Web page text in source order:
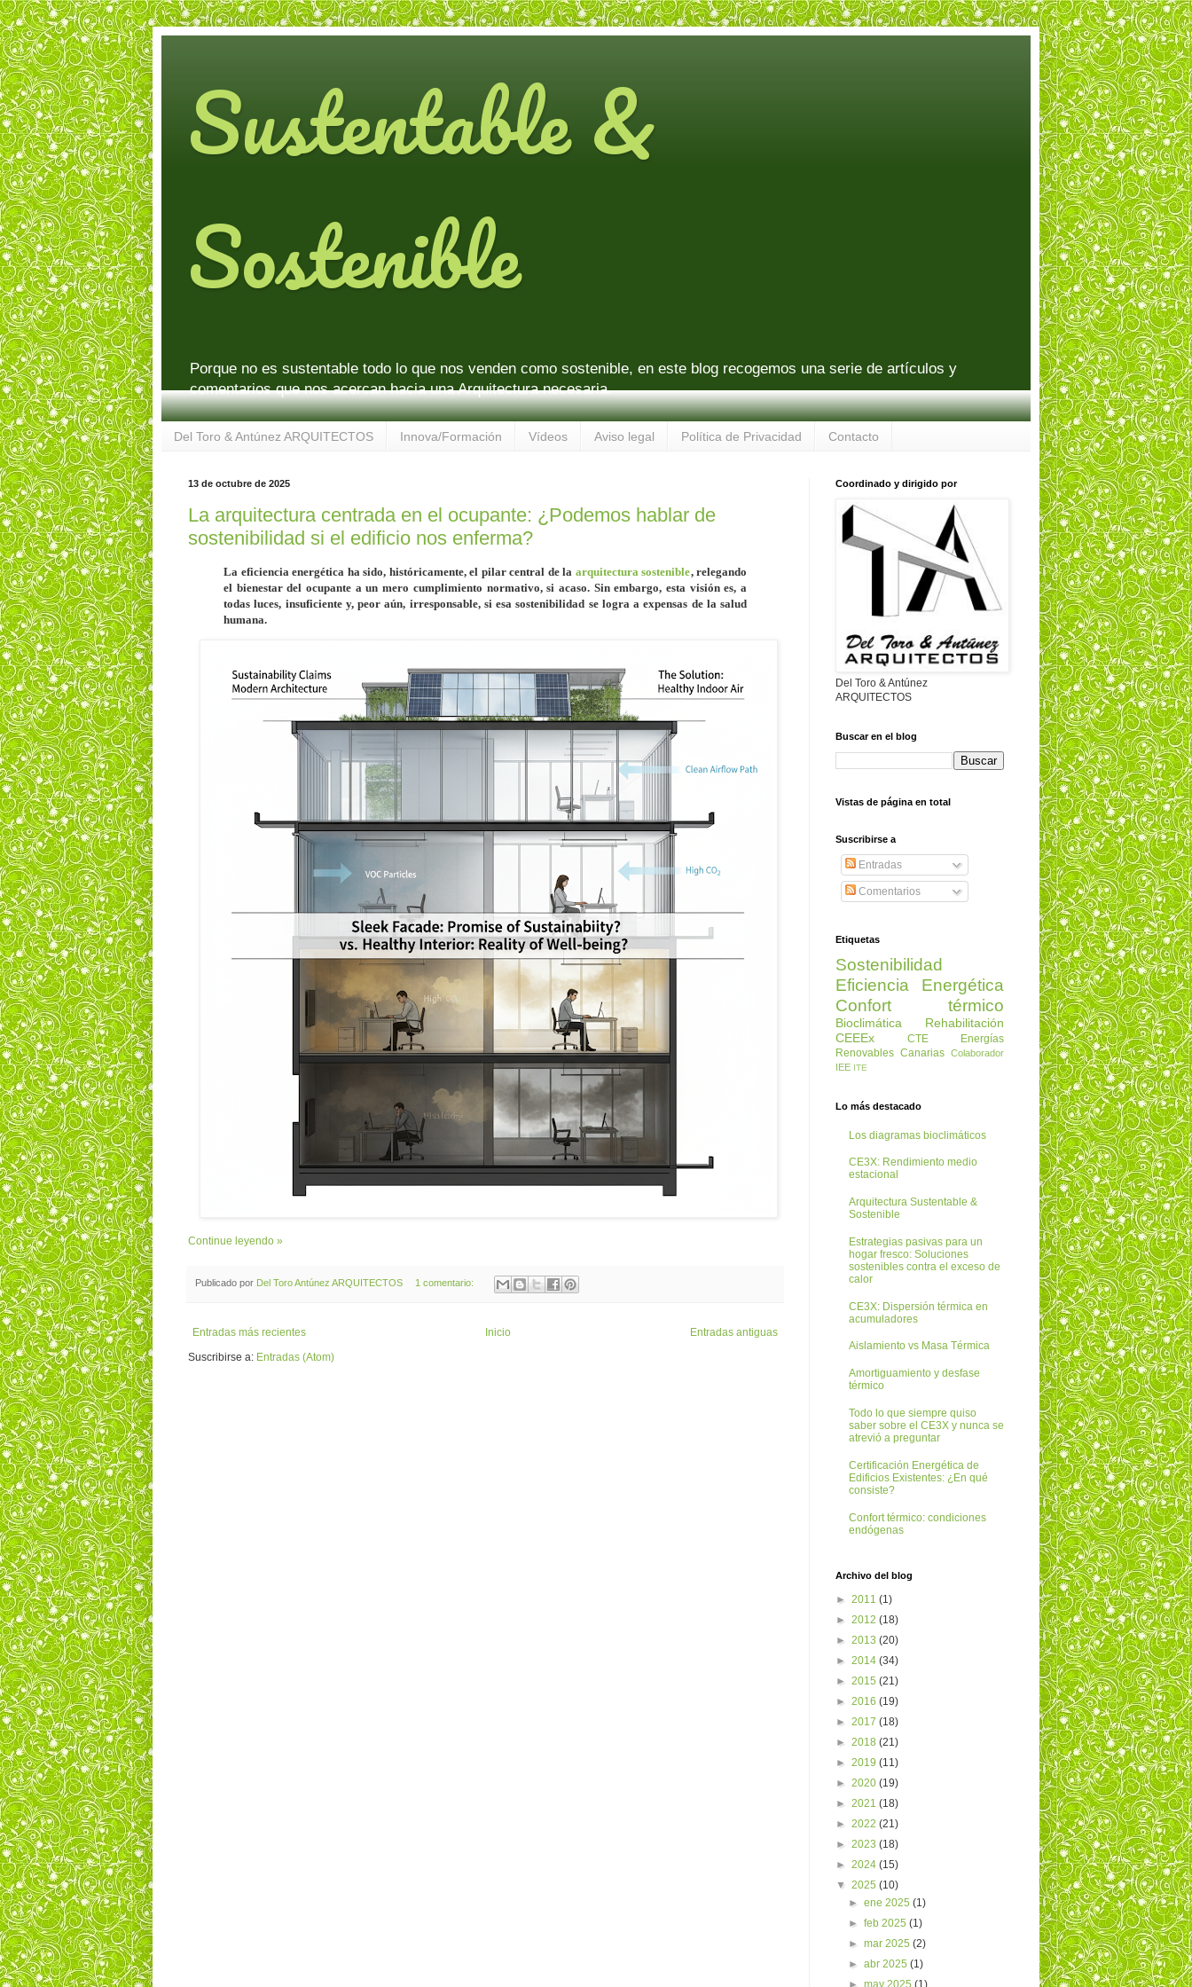
Sustentable &
Sostenible
Porque no es sustentable todo lo que nos venden como sostenible, en este blog recogemos una serie de artículos y
comentarios que nos acercan hacia una Arquitectura necesaria.
Del Toro & Antúnez ARQUITECTOS Innova/Formación Vídeos Aviso legal Política de Privacidad Contacto
13 de octubre de 2025
La arquitectura centrada en el ocupante: ¿Podemos hablar de
sostenibilidad si el edificio nos enferma?
La eficiencia energética ha sido, históricamente, el pilar central de la arquitectura sostenible, relegando
el bienestar del ocupante a un mero cumplimiento normativo, si acaso. Sin embargo, esta visión es, a
todas luces, insuficiente y, peor aún, irresponsable, si esa sostenibilidad se logra a expensas de la salud
humana.
Continue leyendo »
Publicado por Del Toro Antúnez ARQUITECTOS 1 comentario:
Entradas más recientes Entradas antiguas
Inicio
Suscribirse a: Entradas (Atom)
Coordinado y dirigido por
Del Toro & Antúnez
ARQUITECTOS
Buscar en el blog
Vistas de página en total
Suscribirse a
Entradas
Comentarios
Etiquetas
Sostenibilidad
Eficiencia Energética
Confort térmico
Bioclimática
Rehabilitación
CEEEx
CTE
Energías
Renovables Canarias Colaborador
IEE ITE
Lo más destacado
Los diagramas bioclimáticos
CE3X: Rendimiento medio
estacional
Arquitectura Sustentable &
Sostenible
Estrategias pasivas para un
hogar fresco: Soluciones
sostenibles contra el exceso de
calor
CE3X: Dispersión térmica en
acumuladores
Aislamiento vs Masa Térmica
Amortiguamiento y desfase
térmico
Todo lo que siempre quiso
saber sobre el CE3X y nunca se
atrevió a preguntar
Certificación Energética de
Edificios Existentes: ¿En qué
consiste?
Confort térmico: condiciones
endógenas
Archivo del blog
► 2011 (1)
► 2012 (18)
► 2013 (20)
► 2014 (34)
► 2015 (21)
► 2016 (19)
► 2017 (18)
► 2018 (21)
► 2019 (11)
► 2020 (19)
► 2021 (18)
► 2022 (21)
► 2023 (18)
► 2024 (15)
▼ 2025 (10)
►ene 2025(1)
►feb 2025(1)
►mar 2025(2)
►abr 2025(1)
►may 2025(1)